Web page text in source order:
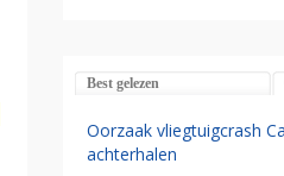
Best gelezen
Oorzaak vliegtuigcrash
achterhalen